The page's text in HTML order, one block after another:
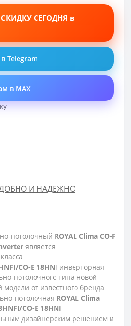
СЕГОДНЯ в
Telegram
в MAX
И НАДЕЖНО
потолочный ROYAL Clima CO-F
является
CO-E 18HNI инверторная
потолочного типа новой
модели от известного бренда
потолочная ROYAL Clima
CO-E 18HNI
дизайнерским решением и